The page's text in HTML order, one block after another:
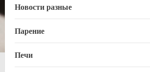
Новости разные
Парение
Печи